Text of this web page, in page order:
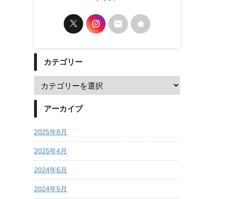
カテゴリー
アーカイブ
2025年8月
2025年4月
2024年6月
2024年5月